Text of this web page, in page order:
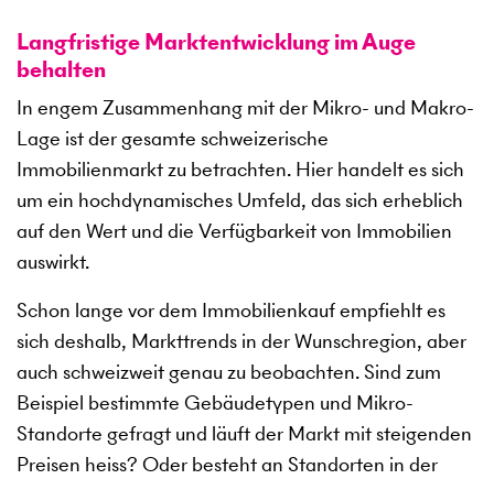
Langfristige Marktentwicklung im Auge
behalten
In engem Zusammenhang mit der Mikro- und Makro-
Lage ist der gesamte schweizerische
Immobilienmarkt zu betrachten. Hier handelt es sich
um ein hochdynamisches Umfeld, das sich erheblich
auf den Wert und die Verfügbarkeit von Immobilien
auswirkt.
Schon lange vor dem Immobilienkauf empfiehlt es
sich deshalb, Markttrends in der Wunschregion, aber
auch schweizweit genau zu beobachten. Sind zum
Beispiel bestimmte Gebäudetypen und Mikro-
Standorte gefragt und läuft der Markt mit steigenden
Preisen heiss? Oder besteht an Standorten in der